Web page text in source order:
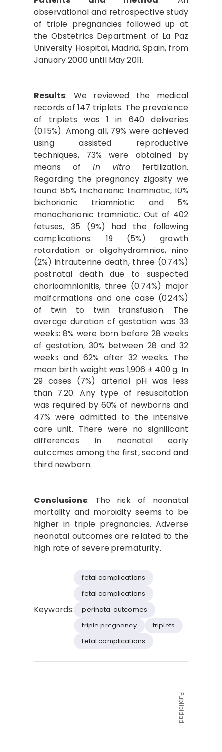
observational and retrospective study
of triple pregnancies followed up at
the Obstetrics Department of La Paz
University Hospital, Madrid, Spain, from
January 2000 until May 2011.
Results: We reviewed the medical
records of 147 triplets. The prevalence
of triplets was 1 in 640 deliveries
(0.15%). Among all, 79% were achieved
using assisted reproductive
techniques, 73% were obtained by
means ofin vitrofertilization.
Regarding the pregnancy zigosity we
found: 85% trichorionic triamniotic, 10%
bichorionic triamniotic and 5%
monochorionic tramniotic. Out of 402
fetuses, 35 (9%) had the following
complications: 19 (5%) growth
retardation or oligohydramnios, nine
(2%) intrauterine death, three (0.74%)
postnatal death due to suspected
chorioamnionitis, three (0.74%) major
malformations and one case (0.24%)
of twin to twin transfusion. The
average duration of gestation was 33
weeks: 8% were born before 28 weeks
of gestation, 30% between 28 and 32
weeks and 62% after 32 weeks. The
mean birth weight was 1,906 ± 400 g. In
29 cases (7%) arterial pH was less
than 7.20. Any type of resuscitation
was required by 60% of newborns and
47% were admitted to the intensive
care unit. There were no significant
differences in neonatal early
outcomes among the first, second and
third newborn.
Conclusions:
The risk of neonatal
mortality and morbidity seems to be
higher in triple pregnancies. Adverse
neonatal outcomes are related to the
high rate of severe prematurity.
Keywords:
fetal complications
fetal complications
perinatal outcomes
triple pregnancy
triplets
fetal complications
Publicidad